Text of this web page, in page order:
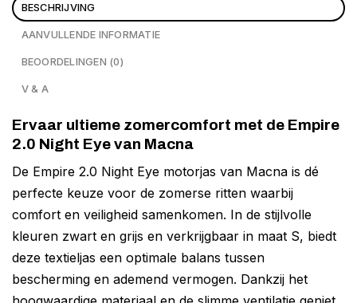
BESCHRIJVING
AANVULLENDE INFORMATIE
BEOORDELINGEN (0)
V & A
Ervaar ultieme zomercomfort met de Empire
2.0 Night Eye van Macna
De Empire 2.0 Night Eye motorjas van Macna is dé
perfecte keuze voor de zomerse ritten waarbij
comfort en veiligheid samenkomen. In de stijlvolle
kleuren zwart en grijs en verkrijgbaar in maat S, biedt
deze textieljas een optimale balans tussen
bescherming en ademend vermogen. Dankzij het